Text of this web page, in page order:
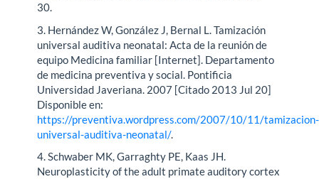
30.
3. Hernández W, González J, Bernal L. Tamización
universal auditiva neonatal: Acta de la reunión de
equipo Medicina familiar [Internet]. Departamento
de medicina preventiva y social. Pontificia
Universidad Javeriana. 2007 [Citado 2013 Jul 20]
Disponible en:
https://preventiva.wordpress.com/2007/10/11/tamizacion-
universal-auditiva-neonatal/.
4. Schwaber MK, Garraghty PE, Kaas JH.
Neuroplasticity of the adult primate auditory cortex